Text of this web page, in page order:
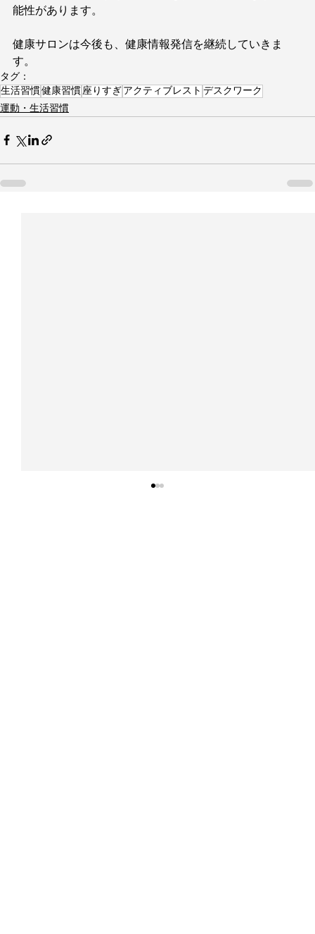
能性があります。
健康サロンは今後も、健康情報発信を継続していきま
す。
タグ：
生活習慣健康習慣 座りすぎ アクティブレスト デスクワーク
運動・生活習慣